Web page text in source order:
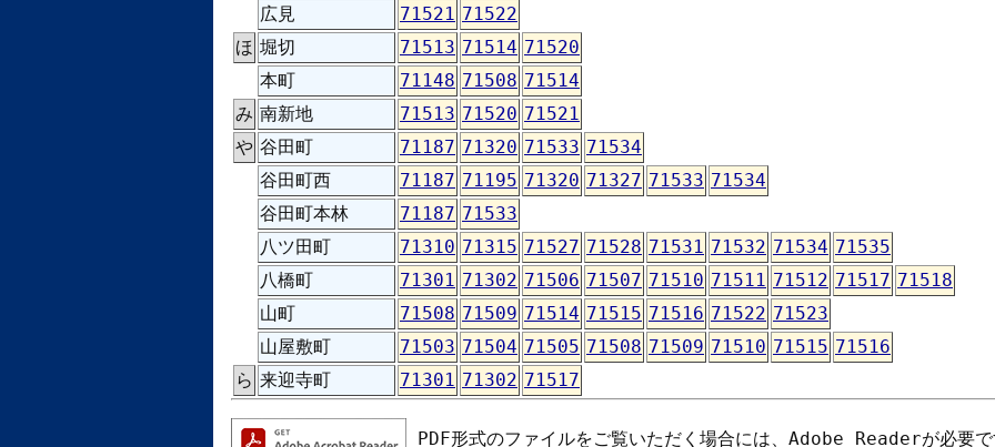
広見
71521 71522
ほ 堀切 71513 71514 71520
本町
71148 71508 71514
み 南新地 71513 71520 71521
や 谷田町 71187 71320 71533 71534
谷田町西
71187 71195 71320 71327 71533 71534
谷田町本林
71187 71533
八ツ田町
71310 71315 71527 71528 71531 71532 71534 71535
八橋町
71301 71302 71506 71507 71510 71511 71512 71517 71518
山町
71508 71509 71514 71515 71516 71522 71523
山屋敷町
71503 71504 71505 71508 71509 71510 71515 71516
ら 来迎寺町 71301 71302 71517
PDF形式のファイルをご覧いただく場合には、 Adobe Readerが必要で